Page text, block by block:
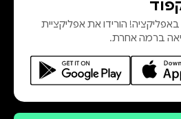
הורידו את אפליקציית
ברמה אחרת.